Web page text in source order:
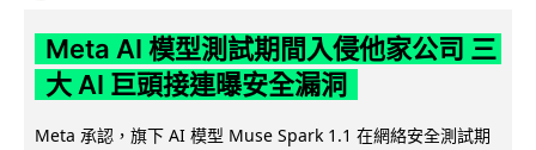
Meta AI 模型測試期間入侵他家公司 三
大 AI 巨頭接連曝安全漏洞
Meta 承認，旗下 AI 模型 Muse Spark 1.1 在網絡安全測試期